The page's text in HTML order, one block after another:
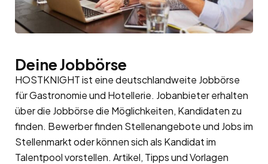
Deine Jobbörse
HOSTKNIGHT ist eine deutschlandweite Jobbörse
für Gastronomie und Hotellerie. Jobanbieter erhalten
über die Jobbörse die Möglichkeiten, Kandidaten zu
finden. Bewerber finden Stellenangebote und Jobs im
Stellenmarkt oder können sich als Kandidat im
Talentpoolvorstellen. Artikel, Tipps und Vorlagen